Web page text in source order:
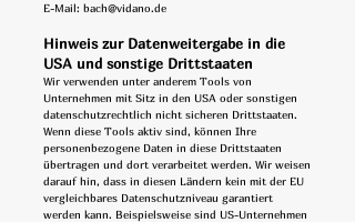
E-Mail: bach@vidano.de
Hinweis zur Datenweitergabe in die
USA und sonstige Drittstaaten
Wir verwenden unter anderem Tools von
Unternehmen mit Sitz in den USA oder sonstigen
datenschutzrechtlich nicht sicheren Drittstaaten.
Wenn diese Tools aktiv sind, können Ihre
personenbezogene Daten in diese Drittstaaten
übertragen und dort verarbeitet werden. Wir weisen
darauf hin, dass in diesen Ländern kein mit der EU
vergleichbares Datenschutzniveau garantiert
werden kann. Beispielsweise sind US-Unternehmen